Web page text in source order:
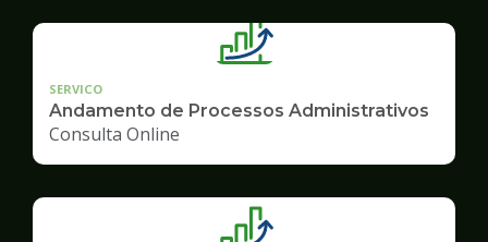
SERVICO
Andamento de Processos Administrativos
Consulta Online